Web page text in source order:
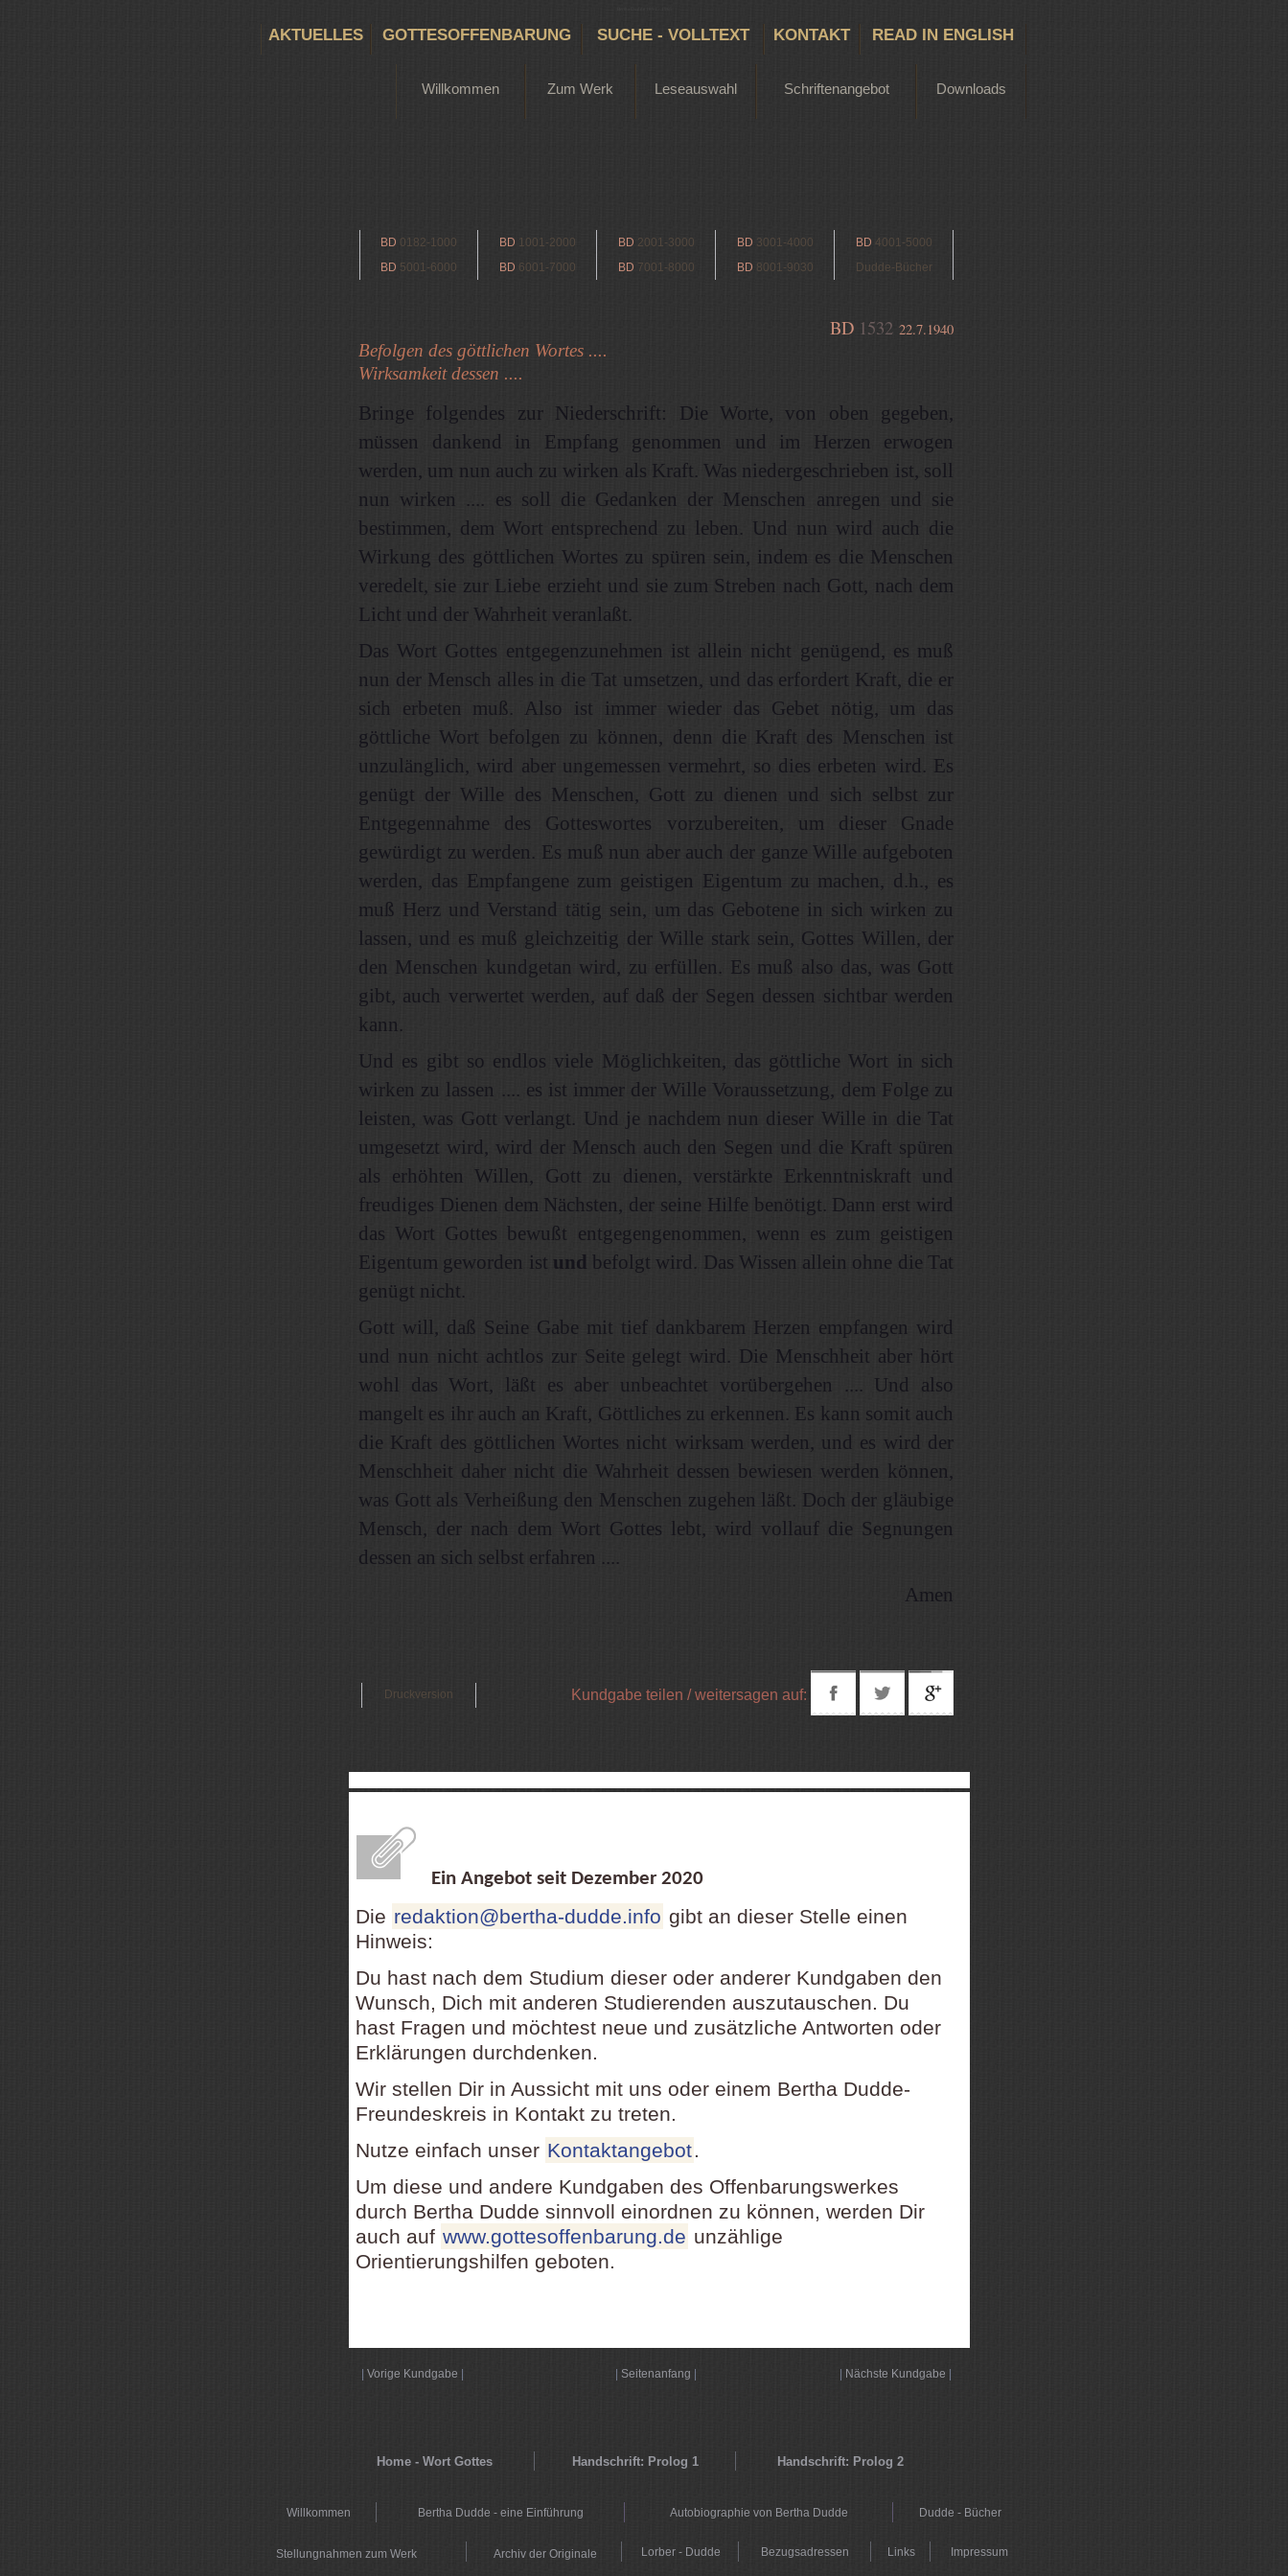
AKTUELLES GOTTESOFFENBARUNG SUCHE - VOLLTEXT KONTAKT READ IN ENGLISH
Willkommen Zum Werk Leseauswahl Schriftenangebot Downloads
BD 0182-1000 BD 1001-2000 BD 2001-3000 BD 3001-4000 BD 4001-5000
BD 5001-6000 BD 6001-7000 BD 7001-8000 BD 8001-9030 Dudde-Bücher
BD 1532 22.7.1940
Befolgen des göttlichen Wortes ....
Wirksamkeit dessen ....
Bringe folgendes zur Niederschrift: Die Worte, von oben gegeben,
müssen dankend in Empfang genommen und im Herzen erwogen
werden, um nun auch zu wirken als Kraft. Was niedergeschrieben ist, soll
nun wirken .... es soll die Gedanken der Menschen anregen und sie
bestimmen, dem Wort entsprechend zu leben. Und nun wird auch die
Wirkung des göttlichen Wortes zu spüren sein, indem es die Menschen
veredelt, sie zur Liebe erzieht und sie zum Streben nach Gott, nach dem
Licht und der Wahrheit veranlaßt.
Das Wort Gottes entgegenzunehmen ist allein nicht genügend, es muß
nun der Mensch alles in die Tat umsetzen, und das erfordert Kraft, die er
sich erbeten muß. Also ist immer wieder das Gebet nötig, um das
göttliche Wort befolgen zu können, denn die Kraft des Menschen ist
unzulänglich, wird aber ungemessen vermehrt, so dies erbeten wird. Es
genügt der Wille des Menschen, Gott zu dienen und sich selbst zur
Entgegennahme des Gotteswortes vorzubereiten, um dieser Gnade
gewürdigt zu werden. Es muß nun aber auch der ganze Wille aufgeboten
werden, das Empfangene zum geistigen Eigentum zu machen, d.h., es
muß Herz und Verstand tätig sein, um das Gebotene in sich wirken zu
lassen, und es muß gleichzeitig der Wille stark sein, Gottes Willen, der
den Menschen kundgetan wird, zu erfüllen. Es muß also das, was Gott
gibt, auch verwertet werden, auf daß der Segen dessen sichtbar werden
kann.
Und es gibt so endlos viele Möglichkeiten, das göttliche Wort in sich
wirken zu lassen .... es ist immer der Wille Voraussetzung, dem Folge zu
leisten, was Gott verlangt. Und je nachdem nun dieser Wille in die Tat
umgesetzt wird, wird der Mensch auch den Segen und die Kraft spüren
als erhöhten Willen, Gott zu dienen, verstärkte Erkenntniskraft und
freudiges Dienen dem Nächsten, der seine Hilfe benötigt. Dann erst wird
das Wort Gottes bewußt entgegengenommen, wenn es zum geistigen
Eigentum geworden ist und befolgt wird. Das Wissen allein ohne die Tat
genügt nicht.
Gott will, daß Seine Gabe mit tief dankbarem Herzen empfangen wird
und nun nicht achtlos zur Seite gelegt wird. Die Menschheit aber hört
wohl das Wort, läßt es aber unbeachtet vorübergehen .... Und also
mangelt es ihr auch an Kraft, Göttliches zu erkennen. Es kann somit auch
die Kraft des göttlichen Wortes nicht wirksam werden, und es wird der
Menschheit daher nicht die Wahrheit dessen bewiesen werden können,
was Gott als Verheißung den Menschen zugehen läßt. Doch der gläubige
Mensch, der nach dem Wort Gottes lebt, wird vollauf die Segnungen
dessen an sich selbst erfahren ....
Amen
Druckversion Kundgabe teilen / weitersagen auf:
Ein Angebot seit Dezember 2020
Die redaktion@bertha-dudde.info gibt an dieser Stelle einen
Hinweis:
Du hast nach dem Studium dieser oder anderer Kundgaben den
Wunsch, Dich mit anderen Studierenden auszutauschen. Du
hast Fragen und möchtest neue und zusätzliche Antworten oder
Erklärungen durchdenken.
Wir stellen Dir in Aussicht mit uns oder einem Bertha Dudde-
Freundeskreis in Kontakt zu treten.
Nutze einfach unser Kontaktangebot.
Um diese und andere Kundgaben des Offenbarungswerkes
durch Bertha Dudde sinnvoll einordnen zu können, werden Dir
auch auf www.gottesoffenbarung.de unzählige
Orientierungshilfen geboten.
Vorige Kundgabe Seitenanfang Nächste Kundgabe
Home - Wort Gottes Handschrift: Prolog 1 Handschrift: Prolog 2
Willkommen Bertha Dudde - eine Einführung Autobiographie von Bertha Dudde Dudde - Bücher
Stellungnahmen zum Werk Archiv der Originale Lorber - Dudde Bezugsadressen Links Impressum